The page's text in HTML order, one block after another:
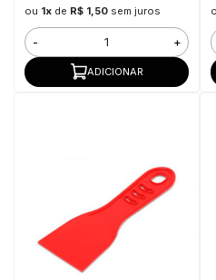
ou 1xde R$ 1,50 sem juros
- +
ADICIONAR